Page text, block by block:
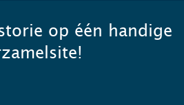
op één handige